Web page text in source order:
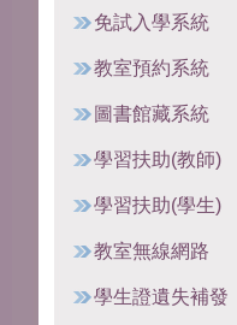
免試入學系統
教室預約系統
圖書館藏系統
學習扶助(教師)
學習扶助(學生)
教室無線網路
學生證遺失補發